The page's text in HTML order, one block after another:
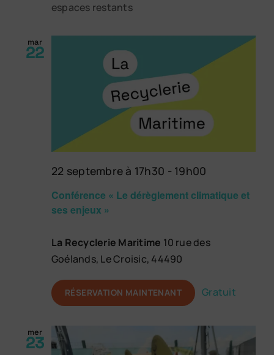
espaces restants
mar
22
Conférence « Le dérèglement climatique et
ses enjeux »
22 septembre à 17h30 - 19h00
La Recyclerie Maritime 10 rue des
Goélands, Le Croisic, 44490
RÉSERVATION MAINTENANT Gratuit
mer
23